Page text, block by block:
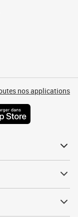
nos applications